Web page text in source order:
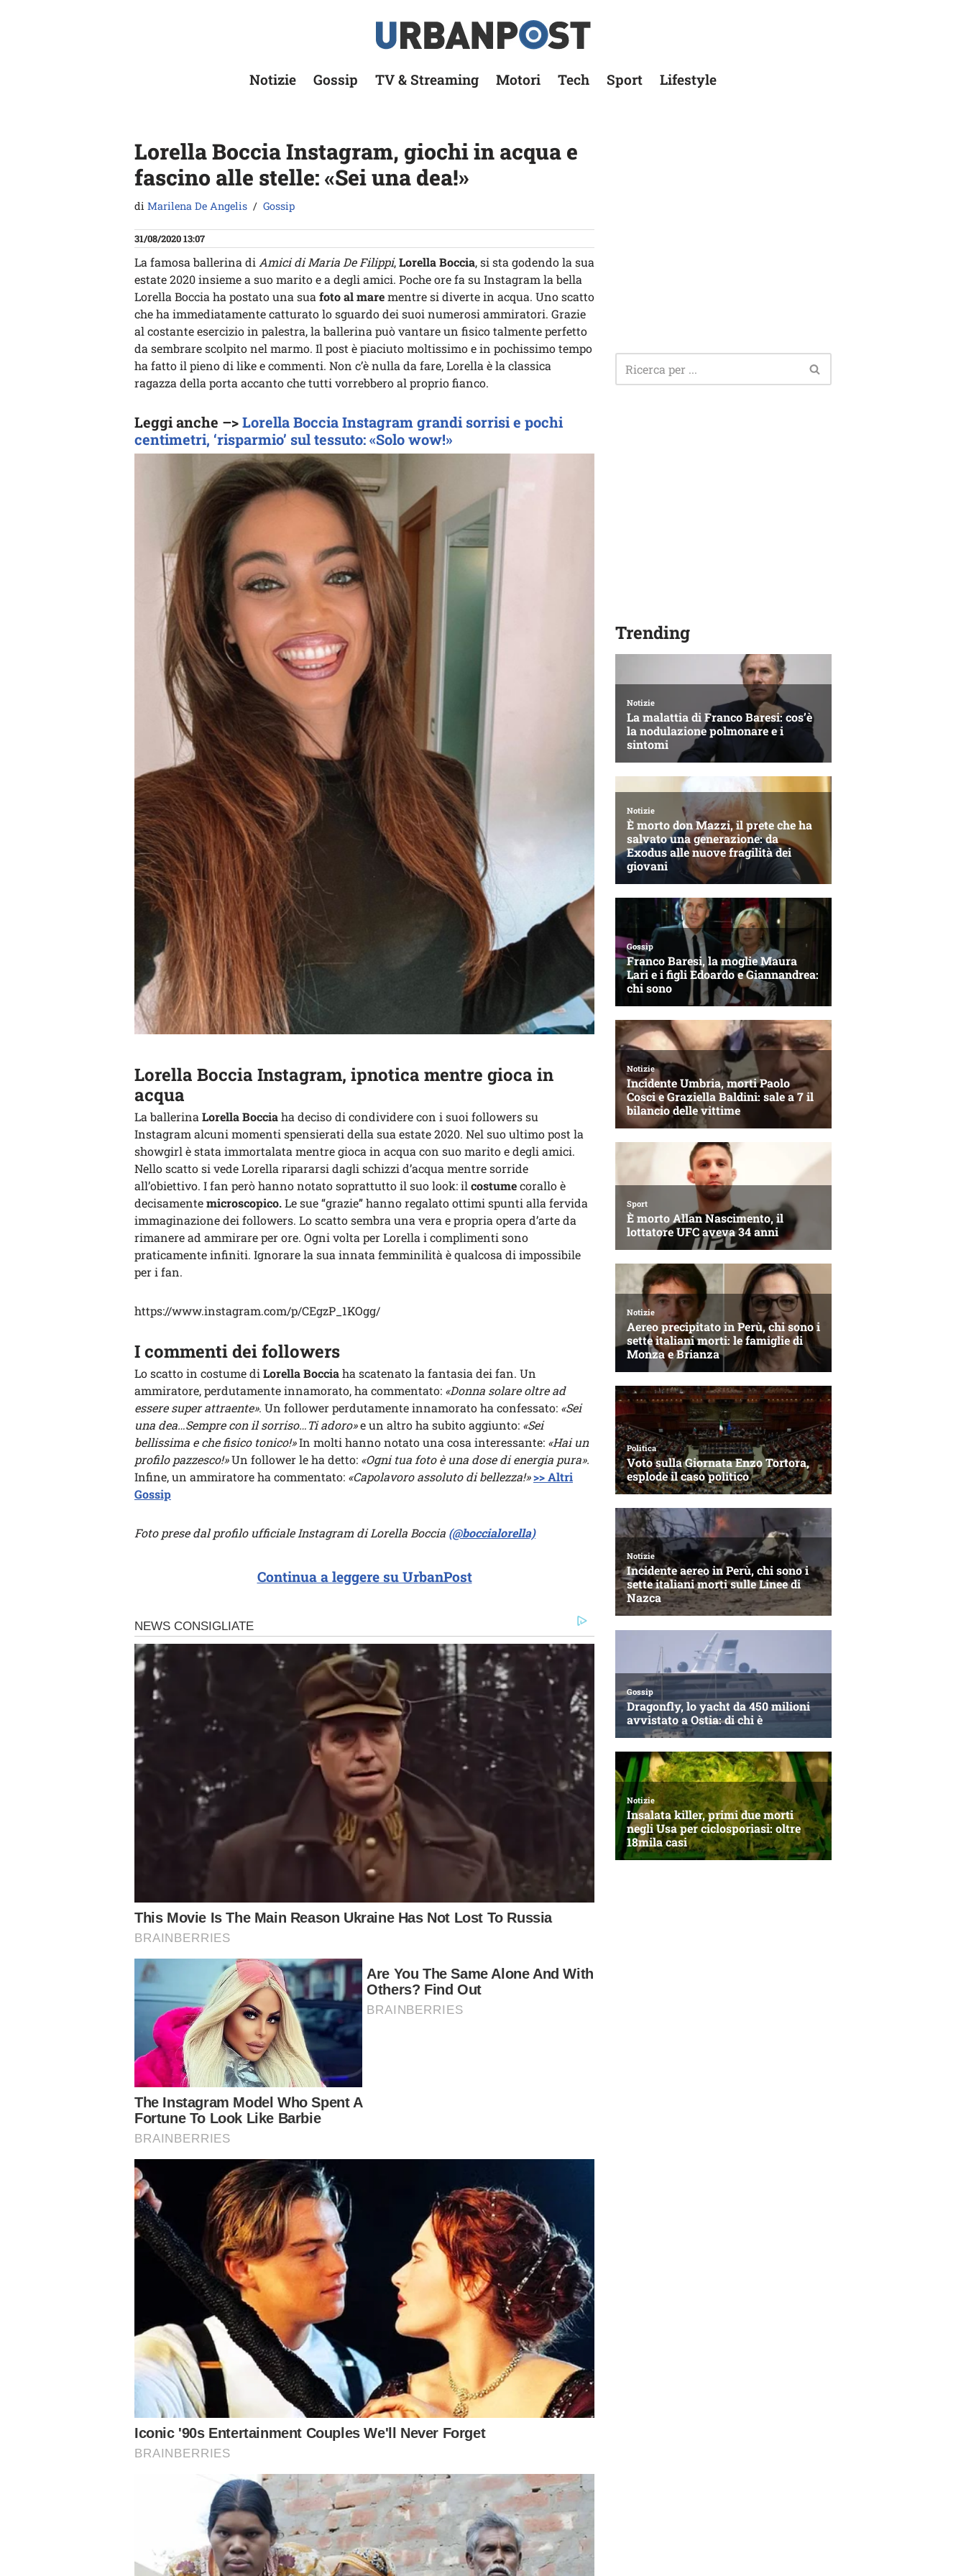
Notizie Gossip TV & Streaming Motori Tech Sport Lifestyle
Lorella Boccia Instagram, giochi in acqua e
fascino alle stelle: «Sei una dea!»
di Marilena De Angelis Gossip
31/08/2020 13:07
La famosa ballerina di Amici di Maria De Filippi,Lorella Boccia, si sta godendo la sua
estate 2020 insieme a suo marito e a degli amici. Poche ore fa su Instagram la bella
Lorella Boccia ha postato una sua foto al marementre si diverte in acqua. Uno scatto
che ha immediatamente catturato lo sguardo dei suoi numerosi ammiratori. Grazie
al costante esercizio in palestra, la ballerina può vantare un fisico talmente perfetto
da sembrare scolpito nel marmo. Il post è piaciuto moltissimo e in pochissimo tempo
ha fatto il pieno di like e commenti. Non c’è nulla da fare, Lorella è la classica
ragazza della porta accanto che tutti vorrebbero al proprio fianco.
Leggi anche –>Lorella Boccia Instagram grandi sorrisi e pochi
centimetri, ‘risparmio’ sul tessuto: «Solo wow!»
Lorella Boccia Instagram, ipnotica mentre gioca in
acqua
La ballerina Lorella Bocciaha deciso di condividere con i suoi followers su
Instagram alcuni momenti spensierati della sua estate 2020. Nel suo ultimo post la
showgirl è stata immortalata mentre gioca in acqua con suo marito e degli amici.
Nello scatto si vede Lorella ripararsi dagli schizzi d’acqua mentre sorride
all’obiettivo. I fan però hanno notato soprattutto il suo look: il costumecorallo è
decisamentemicroscopico.Le sue “grazie” hanno regalato ottimi spunti alla fervida
immaginazione dei followers. Lo scatto sembra una vera e propria opera d’arte da
rimanere ad ammirare per ore. Ogni volta per Lorella i complimenti sono
praticamente infiniti. Ignorare la sua innata femminilità è qualcosa di impossibile
per i fan.
https://www.instagram.com/p/CEgzP_1KOgg/
I commenti dei followers
Lo scatto in costume di Lorella Bocciaha scatenato la fantasia dei fan. Un
ammiratore, perdutamente innamorato, ha commentato: «Donna solare oltre ad
essere super attraente». Un follower perdutamente innamorato ha confessato: «Sei
una dea…Sempre con il sorriso…Ti adoro»e un altro ha subito aggiunto: «Sei
bellissima e che fisico tonico!»In molti hanno notato una cosa interessante: «Hai un
profilo pazzesco!»Un follower le ha detto: «Ogni tua foto è una dose di energia pura».
Infine, un ammiratore ha commentato: «Capolavoro assoluto di bellezza!»>> Altri
Gossip
Foto prese dal profilo ufficiale Instagram di Lorella Boccia (@boccialorella)
Continua a leggere su UrbanPost
Trending